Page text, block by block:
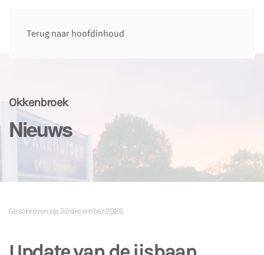
Terug naar hoofdinhoud
Okkenbroek
Nieuws
Geschreven op30 december 2025.